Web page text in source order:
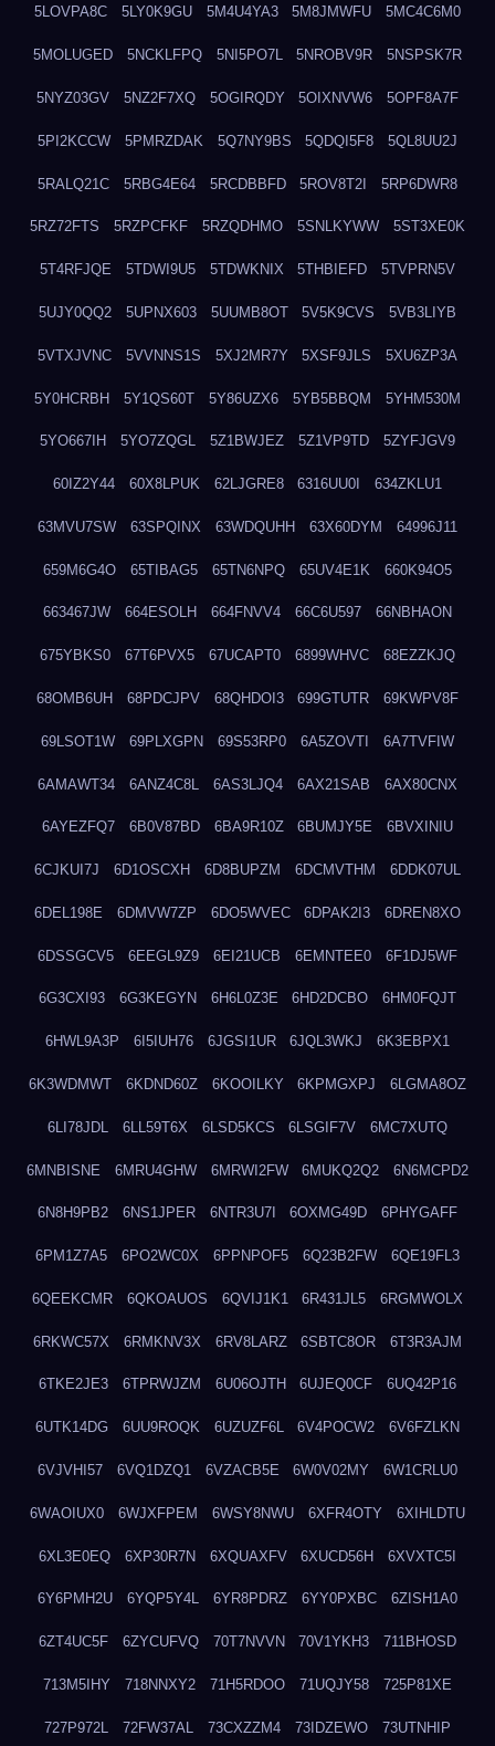
5LOVPA8C 5LY0K9GU 5M4U4YA3 5M8JMWFU 5MC4C6M0
5MOLUGED 5NCKLFPQ 5NI5PO7L 5NROBV9R 5NSPSK7R
5NYZ03GV 5NZ2F7XQ 5OGIRQDY 5OIXNVW6 5OPF8A7F
5PI2KCCW 5PMRZDAK 5Q7NY9BS 5QDQI5F8 5QL8UU2J
5RALQ21C 5RBG4E64 5RCDBBFD 5ROV8T2I 5RP6DWR8
5RZ72FTS 5RZPCFKF 5RZQDHMO 5SNLKYWW 5ST3XE0K
5T4RFJQE 5TDWI9U5 5TDWKNIX 5THBIEFD 5TVPRN5V
5UJY0QQ2 5UPNX603 5UUMB8OT 5V5K9CVS 5VB3LIYB
5VTXJVNC 5VVNNS1S 5XJ2MR7Y 5XSF9JLS 5XU6ZP3A
5Y0HCRBH 5Y1QS60T 5Y86UZX6 5YB5BBQM 5YHM530M
5YO667IH 5YO7ZQGL 5Z1BWJEZ 5Z1VP9TD 5ZYFJGV9
60IZ2Y44 60X8LPUK 62LJGRE8 6316UU0I 634ZKLU1
63MVU7SW 63SPQINX 63WDQUHH 63X60DYM 64996J11
659M6G4O 65TIBAG5 65TN6NPQ 65UV4E1K 660K94O5
663467JW 664ESOLH 664FNVV4 66C6U597 66NBHAON
675YBKS0 67T6PVX5 67UCAPT0 6899WHVC 68EZZKJQ
68OMB6UH 68PDCJPV 68QHDOI3 699GTUTR 69KWPV8F
69LSOT1W 69PLXGPN 69S53RP0 6A5ZOVTI 6A7TVFIW
6AMAWT34 6ANZ4C8L 6AS3LJQ4 6AX21SAB 6AX80CNX
6AYEZFQ7 6B0V87BD 6BA9R10Z 6BUMJY5E 6BVXINIU
6CJKUI7J 6D1OSCXH 6D8BUPZM 6DCMVTHM 6DDK07UL
6DEL198E 6DMVW7ZP 6DO5WVEC 6DPAK2I3 6DREN8XO
6DSSGCV5 6EEGL9Z9 6EI21UCB 6EMNTEE0 6F1DJ5WF
6G3CXI93 6G3KEGYN 6H6L0Z3E 6HD2DCBO 6HM0FQJT
6HWL9A3P 6I5IUH76 6JGSI1UR 6JQL3WKJ 6K3EBPX1
6K3WDMWT 6KDND60Z 6KOOILKY 6KPMGXPJ 6LGMA8OZ
6LI78JDL 6LL59T6X 6LSD5KCS 6LSGIF7V 6MC7XUTQ
6MNBISNE 6MRU4GHW 6MRWI2FW 6MUKQ2Q2 6N6MCPD2
6N8H9PB2 6NS1JPER 6NTR3U7I 6OXMG49D 6PHYGAFF
6PM1Z7A5 6PO2WC0X 6PPNPOF5 6Q23B2FW 6QE19FL3
6QEEKCMR 6QKOAUOS 6QVIJ1K1 6R431JL5 6RGMWOLX
6RKWC57X 6RMKNV3X 6RV8LARZ 6SBTC8OR 6T3R3AJM
6TKE2JE3 6TPRWJZM 6U06OJTH 6UJEQ0CF 6UQ42P16
6UTK14DG 6UU9ROQK 6UZUZF6L 6V4POCW2 6V6FZLKN
6VJVHI57 6VQ1DZQ1 6VZACB5E 6W0V02MY 6W1CRLU0
6WAOIUX0 6WJXFPEM 6WSY8NWU 6XFR4OTY 6XIHLDTU
6XL3E0EQ 6XP30R7N 6XQUAXFV 6XUCD56H 6XVXTC5I
6Y6PMH2U 6YQP5Y4L 6YR8PDRZ 6YY0PXBC 6ZISH1A0
6ZT4UC5F 6ZYCUFVQ 70T7NVVN 70V1YKH3 711BHOSD
713M5IHY 718NNXY2 71H5RDOO 71UQJY58 725P81XE
727P972L 72FW37AL 73CXZZM4 73IDZEWO 73UTNHIP